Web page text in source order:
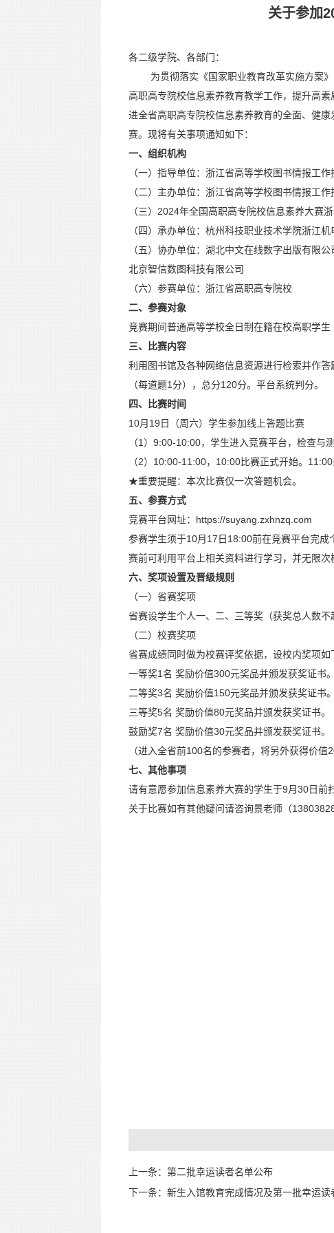
关于参加
各二级学院、各部门：
为贯彻落实《国家职业教育改革实施方案》
高职高专院校信息素养教育教学工作，提升高
进全省高职高专院校信息素养教育的全面、健
赛。现将有关事项通知如下：
一、组织机构
（一）指导单位：浙江省高等学校图书情报工
（二）主办单位：浙江省高等学校图书情报工
（三）2024年全国高职高专院校信息素养大赛
（四）承办单位：杭州科技职业技术学院浙江
（五）协办单位：湖北中文在线数字出版有限公
北京智信数图科技有限公司
（六）参赛单位：浙江省高职高专院校
二、参赛对象
竞赛期间普通高等学校全日制在籍在校高职学
三、比赛内容
利用图书馆及各种网络信息资源进行检索并作
（每道题1分），总分120分。平台系统判分。
四、比赛时间
10月19日（周六）学生参加线上答题比赛
（1）9:00-10:00，学生进入竞赛平台，检查与
（2）10:00-11:00，10:00比赛正式开始。
★重要提醒：本次比赛仅一次答题机会。
五、参赛方式
竞赛平台网址：https://suyang.zxhnzq.com
参赛学生须于10月17日18:00前在竞赛平台完成
赛前可利用平台上相关资料进行学习，并无限次
六、奖项设置及晋级规则
（一）省赛奖项
省赛设学生个人一、二、三等奖（获奖总人数
（二）校赛奖项
省赛成绩同时做为校赛评奖依据，设校内奖项如
一等奖1名 奖励价值300元奖品并颁发获奖证书。
二等奖3名 奖励价值150元奖品并颁发获奖证书。
三等奖5名 奖励价值80元奖品并颁发获奖证书。
鼓励奖7名 奖励价值30元奖品并颁发获奖证书。
（进入全省前100名的参赛者，将另外获得价值
七、其他事项
请有意愿参加信息素养大赛的学生于9月30日前
关于比赛如有其他疑问请咨询景老师（
上一条：第二批幸运读者名单公布
下一条：新生入馆教育完成情况及第一批幸运读